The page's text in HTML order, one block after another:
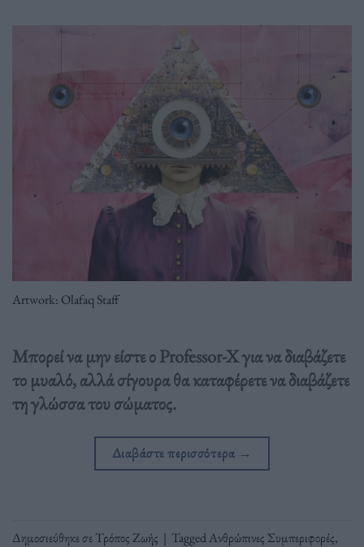
Artwork: Olafaq Staff
Μπορεί να μην είστε ο Professor-X για να διαβάζετε
το μυαλό, αλλά σίγουρα θα καταφέρετε να διαβάζετε
τη γλώσσα του σώματος.
Διαβάστε περισσότερα →
Δημοσιεύθηκε σεΤρόπος Ζωής | TaggedΑνθρώπινες Συμπεριφορές,